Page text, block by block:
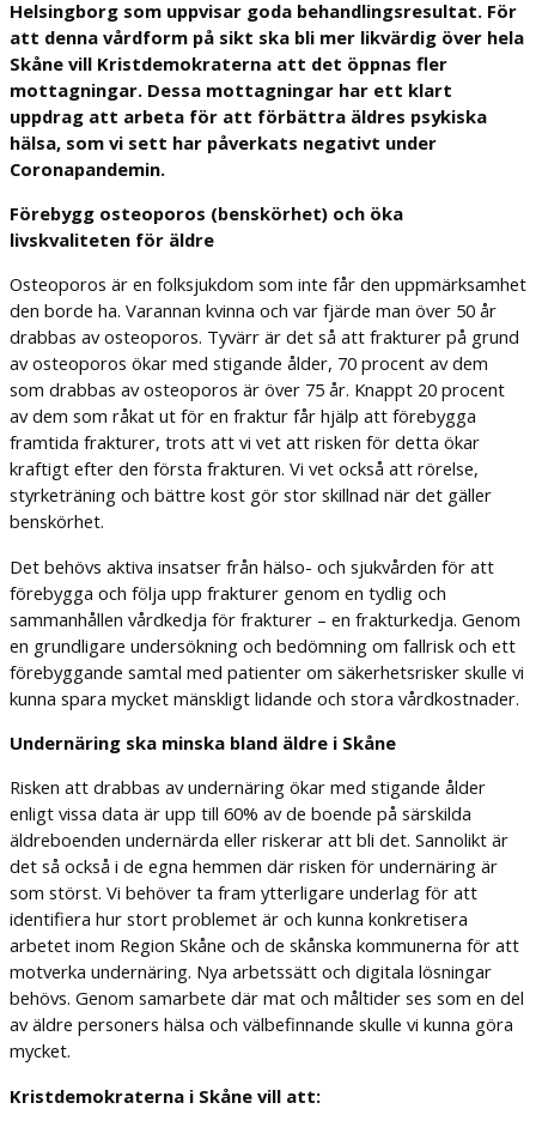
Helsingborg som uppvisar goda behandlingsresultat. För
att denna vårdform på sikt ska bli mer likvärdig över hela
Skåne vill Kristdemokraterna att det öppnas fler
mottagningar. Dessa mottagningar har ett klart
uppdrag att arbeta för att förbättra äldres psykiska
hälsa, som vi sett har påverkats negativt under
Coronapandemin.
Förebygg osteoporos (benskörhet) och öka
livskvaliteten för äldre
Osteoporos är en folksjukdom som inte får den uppmärksamhet
den borde ha. Varannan kvinna och var fjärde man över 50 år
drabbas av osteoporos. Tyvärr är det så att frakturer på grund
av osteoporos ökar med stigande ålder, 70 procent av dem
som drabbas av osteoporos är över 75 år. Knappt 20 procent
av dem som råkat ut för en fraktur får hjälp att förebygga
framtida frakturer, trots att vi vet att risken för detta ökar
kraftigt efter den första frakturen. Vi vet också att rörelse,
styrketräning och bättre kost gör stor skillnad när det gäller
benskörhet.
Det behövs aktiva insatser från hälso- och sjukvården för att
förebygga och följa upp frakturer genom en tydlig och
sammanhållen vårdkedja för frakturer – en frakturkedja. Genom
en grundligare undersökning och bedömning om fallrisk och ett
förebyggande samtal med patienter om säkerhetsrisker skulle vi
kunna spara mycket mänskligt lidande och stora vårdkostnader.
Undernäring ska minska bland äldre i Skåne
Risken att drabbas av undernäring ökar med stigande ålder
enligt vissa data är upp till 60% av de boende på särskilda
äldreboenden undernärda eller riskerar att bli det. Sannolikt är
det så också i de egna hemmen där risken för undernäring är
som störst. Vi behöver ta fram ytterligare underlag för att
identifiera hur stort problemet är och kunna konkretisera
arbetet inom Region Skåne och de skånska kommunerna för att
motverka undernäring. Nya arbetssätt och digitala lösningar
behövs. Genom samarbete där mat och måltider ses som en del
av äldre personers hälsa och välbefinnande skulle vi kunna göra
mycket.
Kristdemokraterna i Skåne vill att: